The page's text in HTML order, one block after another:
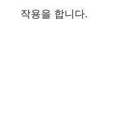
작용을 합니다.